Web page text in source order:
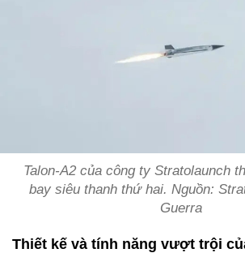
Talon-A2 của công ty Stratolaunch
bay siêu thanh thứ hai. Nguồn:
Guerra
Thiết kế và tính năng vượt trội